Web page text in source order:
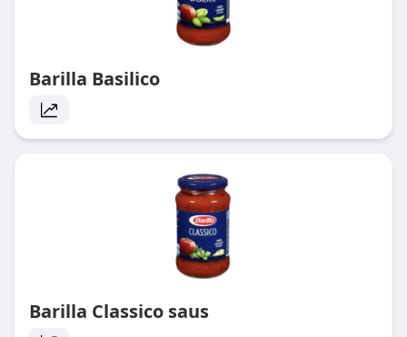
Barilla Basilico
Barilla Classico saus